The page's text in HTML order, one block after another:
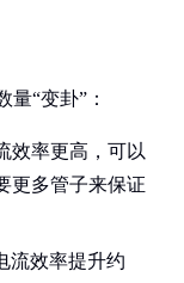
“变卦”：
效率更高，可以
更多管子来保证
流效率提升约